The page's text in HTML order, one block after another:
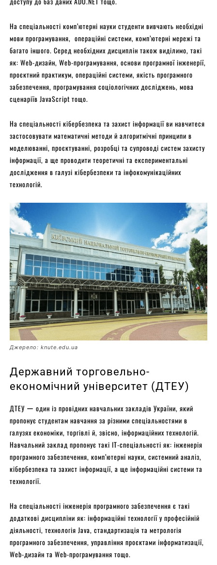
На спеціальності комп’ютерні науки студенти вивчають необхідні
мови програмування, операційні системи, комп’ютерні мережі та
багато іншого. Серед необхідних дисциплін також виділимо, такі
як: Web-дизайн, Web-програмування, основи програмної інженерії,
проєктний практикум, операційні системи, якість програмного
забезпечення, програмування соціологічних досліджень, мова
сценаріїв JavaScript тощо.
На спеціальності кібербезпека та захист інформації ви навчитеся
застосовувати математичні методи й алгоритмічні принципи в
моделюванні, проєктуванні, розробці та супроводі систем захисту
інформації, а ще проводити теоретичні та експериментальні
дослідження в галузі кібербезпеки та інфокомунікаційних
технологій.
Джерело: knute.edu.ua
Державний торговельно-
економічний університет (ДТЕУ)
ДТЕУ ー один із провідних навчальних закладів України, який
пропонує студентам навчання за різними спеціальностями в
галузях економіки, торгівлі й, звісно, інформаційних технологій.
Навчальний заклад пропонує такі IT-спеціальності як: інженерія
програмного забезпечення, комп’ютерні науки, системний аналіз,
кібербезпека та захист інформації, а ще інформаційні системи та
технології.
На спеціальності інженерія програмного забезпечення є такі
додаткові дисципліни як: інформаційні технології у професійній
діяльності, технологія Java, стандартизація та метрологія
програмного забезпечення, управління проєктами інформатизації,
Web-дизайн та Web-програмування тощо.